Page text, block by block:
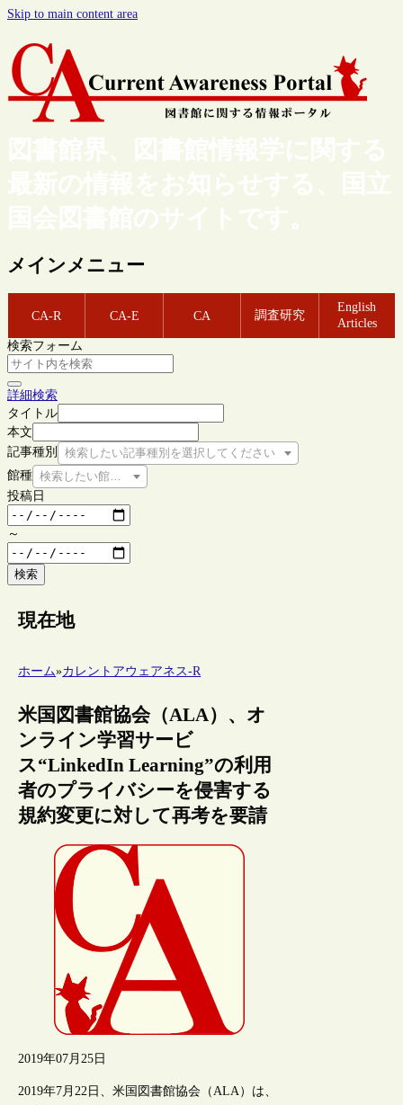
Skip to main content area
図書館界、図書館情報学に関する
最新の情報をお知らせする、国立
国会図書館のサイトです。
メインメニュー
CA-R CA-E CA 調査研究
English
Articles
検索フォーム
詳細検索
タイトル
本文
記事種別
検索したい記事種別を選択してください
館種 検索したい館種を選択してください
投稿日
～
検索
現在地
ホーム»カレントアウェアネス-R
米国図書館協会（ALA）、オ
ンライン学習サービ
ス“LinkedIn Learning”の利用
者のプライバシーを侵害する
規約変更に対して再考を要請
2019年07月25日
2019年7月22日、米国図書館協会（ALA）は、